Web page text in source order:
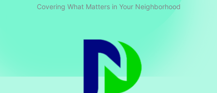
Covering What Matters in Your Neighborhood